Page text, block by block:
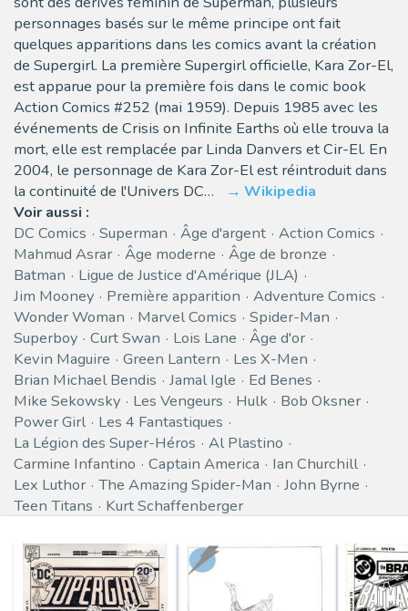
personnages basés sur le même principe ont fait
quelques apparitions dans les comics avant la création
de Supergirl. La première Supergirl officielle, Kara Zor-El,
est apparue pour la première fois dans le comic book
Action Comics #252 (mai 1959). Depuis 1985 avec les
événements de Crisis on Infinite Earths où elle trouva la
mort, elle est remplacée par Linda Danvers et Cir-El. En
2004, le personnage de Kara Zor-El est réintroduit dans
la continuité de l'Univers DC…
Wikipedia
Voir aussi :
DC Comics
Superman Âge d'argent
Action Comics
Mahmud Asrar
Âge moderne
Âge de bronze
Batman
Ligue de Justice d'Amérique (JLA)
Jim Mooney
Première apparition
Adventure Comics
Wonder Woman
Marvel Comics
Spider-Man
Superboy
Curt Swan Lois Lane
Âge d'or
Kevin Maguire
Green Lantern
Les X-Men
Brian Michael Bendis
Jamal Igle
Ed Benes
Mike Sekowsky
Les Vengeurs Hulk
Bob Oksner
Power Girl
Les 4 Fantastiques
La Légion des Super-Héros
Al Plastino
Carmine Infantino
Captain America
Ian Churchill
Lex Luthor
The Amazing Spider-Man
John Byrne
Teen Titans
Kurt Schaffenberger